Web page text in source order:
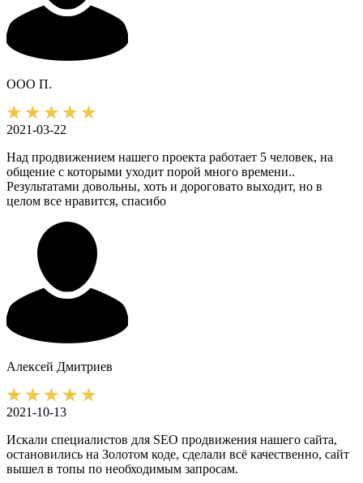
ООО П.
2021-03-22
Над продвижением нашего проекта работает 5 человек, на
общение с которыми уходит порой много времени..
Результатами довольны, хоть и дороговато выходит, но в
целом все нравится, спасибо
Алексей Дмитриев
2021-10-13
Искали специалистов для SEO продвижения нашего сайта,
остановились на Золотом коде, сделали всё качественно, сайт
вышел в топы по необходимым запросам.